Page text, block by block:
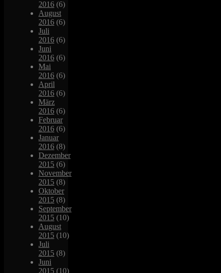
2016 (6)
August
2016 (6)
Juli
2016 (6)
Juni
2016 (6)
Mai
2016 (6)
April
2016 (6)
März
2016 (6)
Februar
2016 (6)
Januar
2016 (8)
Dezember
2015 (6)
November
2015 (8)
Oktober
2015 (8)
September
2015 (10)
August
2015 (10)
Juli
2015 (8)
Juni
2015 (10)